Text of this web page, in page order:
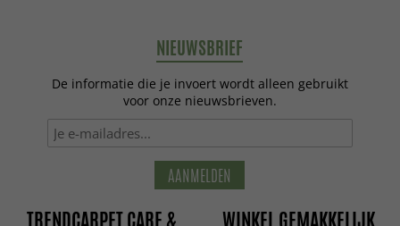
NIEUWSBRIEF
De informatie die je invoert wordt alleen gebruikt
voor onze nieuwsbrieven.
AANMELDEN